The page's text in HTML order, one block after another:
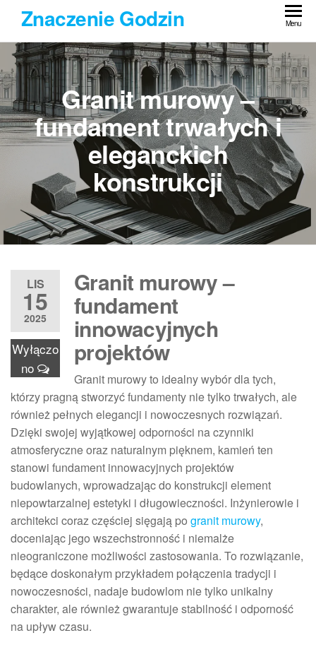
Przejdź
treści
Znaczenie Godzin Menu
Granit murowy –
fundament trwałych i
eleganckich
konstrukcji
LIS
15
2025
Wyłączo
no
Granit murowy –
fundament
innowacyjnych
projektów
Granit murowy to idealny wybór dla tych,
którzy pragną stworzyć fundamenty nie tylko trwałych, ale
również pełnych elegancji i nowoczesnych rozwiązań.
Dzięki swojej wyjątkowej odporności na czynniki
atmosferyczne oraz naturalnym pięknem, kamień ten
stanowi fundament innowacyjnych projektów
budowlanych, wprowadzając do konstrukcji element
niepowtarzalnej estetyki i długowieczności. Inżynierowie i
architekci coraz częściej sięgają po granit murowy,
doceniając jego wszechstronność i niemalże
nieograniczone możliwości zastosowania. To rozwiązanie,
będące doskonałym przykładem połączenia tradycji i
nowoczesności, nadaje budowlom nie tylko unikalny
charakter, ale również gwarantuje stabilność i odporność
na upływ czasu.